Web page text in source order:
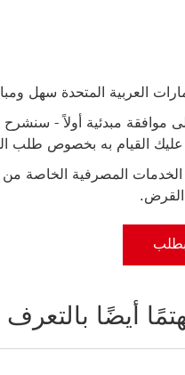
العربية المتحدة سهل
مبدئية أولاً - سنشرح
عليك القيام به بخصوص
بطلب
أيضًا